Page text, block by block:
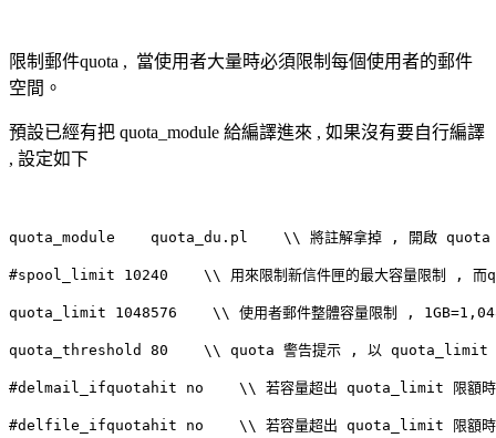
限制郵件quota , 當使用者大量時必須限制每個使用者的郵件
空間。
預設已經有把 quota_module 給編譯進來 , 如果沒有要自行編譯
, 設定如下
quota_module    quota_du.pl    \\ 將註解拿掉 , 開啟 quota
#spool_limit 10240    \\ 用來限制新信件匣的最大容量限制 , 而
quota_limit 1048576    \\ 使用者郵件整體容量限制 ,
quota_threshold 80    \\ quota 警告提示 , 以 quota_limit
#delmail_ifquotahit no    \\ 若容量超出 quota_limit 限額時自
#delfile_ifquotahit no    \\ 若容量超出 quota_limit 限額時自